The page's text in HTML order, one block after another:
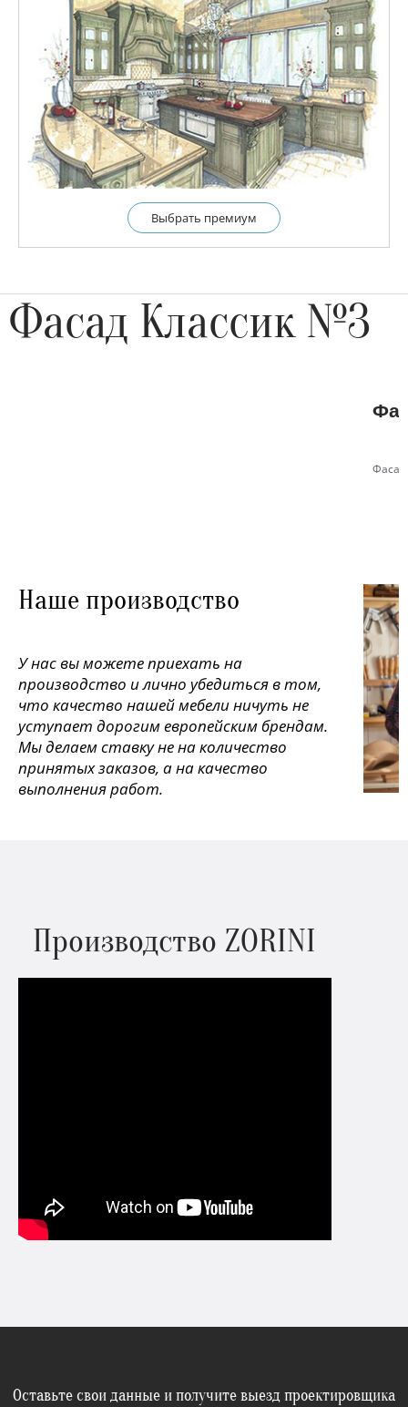
Выбрать премиум
Фасад Классик №3
Наше производство
У нас вы можете приехать на
производство и лично убедиться в том,
что качество нашей мебели ничуть не
уступает дорогим европейским брендам.
Мы делаем ставку не на количество
принятых заказов, а на качество
выполнения работ.
Производство ZORINI
Оставьте свои данные и получите выезд проектировщика